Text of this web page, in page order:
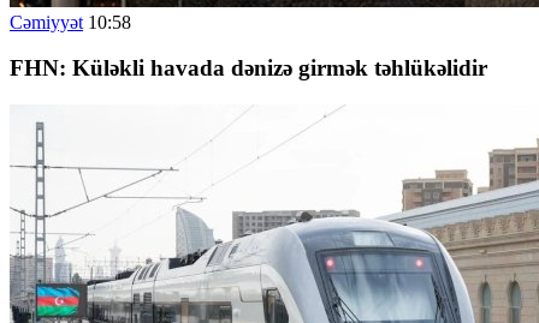
Cəmiyyət 10:58
FHN: Küləkli havada dənizə girmək təhlükəlidir